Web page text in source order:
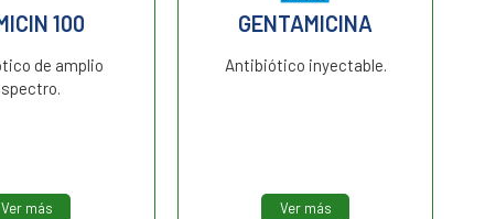
100
de amplio
Ver más
GENTAMICINA
Antibiótico inyectable.
Ver más